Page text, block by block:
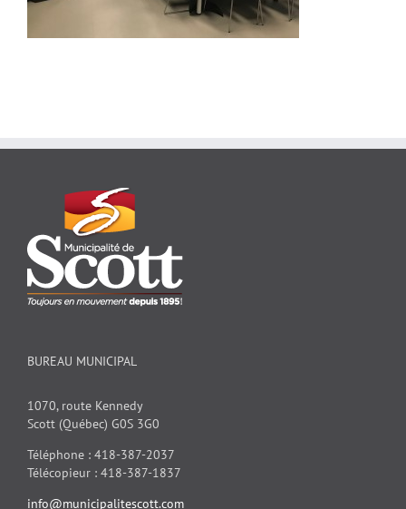
BUREAU MUNICIPAL
1070, route Kennedy
Scott (Québec) G0S 3G0
Téléphone : 418-387-2037
Télécopieur : 418-387-1837
info@municipalitescott.com